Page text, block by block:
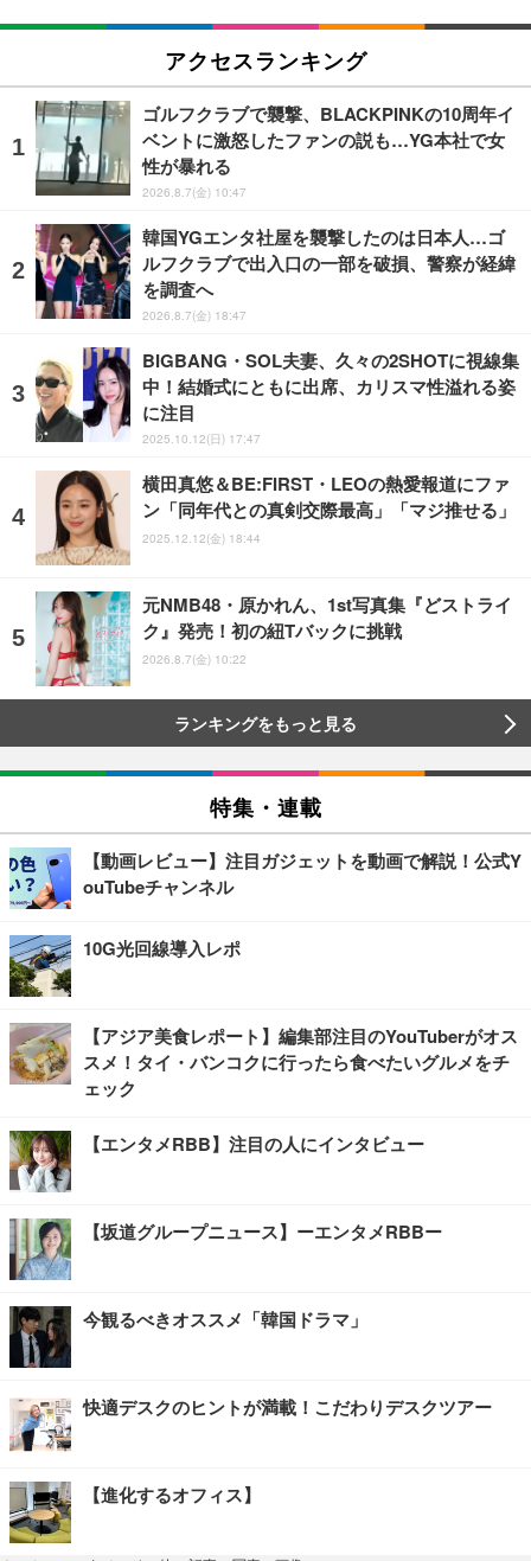
アクセスランキング
ゴルフクラブで襲撃、BLACKPINKの10周年イ
ベントに激怒したファンの説も…YG本社で女
性が暴れる
2026.8.7(金) 10:47
韓国YGエンタ社屋を襲撃したのは日本人…ゴ
ルフクラブで出入口の一部を破損、警察が経緯
を調査へ
2026.8.7(金) 18:47
BIGBANG・SOL夫妻、久々の2SHOTに視線集
中！結婚式にともに出席、カリスマ性溢れる姿
に注目
2025.10.12(日) 17:47
横田真悠＆BE:FIRST・LEOの熱愛報道にファ
ン「同年代との真剣交際最高」「マジ推せる」
2025.12.12(金) 18:44
元NMB48・原かれん、1st写真集『どストライ
ク』発売！初の紐Tバックに挑戦
2026.8.7(金) 10:22
ランキングをもっと見る
特集・連載
【動画レビュー】注目ガジェットを動画で解説！公式Y
ouTubeチャンネル
10G光回線導入レポ
【アジア美食レポート】編集部注目のYouTuberがオス
スメ！タイ・バンコクに行ったら食べたいグルメをチ
ェック
【エンタメRBB】注目の人にインタビュー
【坂道グループニュース】ーエンタメRBBー
今観るべきオススメ「韓国ドラマ」
快適デスクのヒントが満載！こだわりデスクツアー
【進化するオフィス】